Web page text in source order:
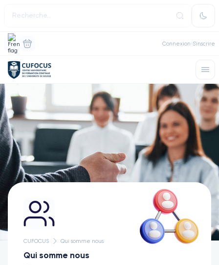
Connexion S'inscrire
CUFOCUS Qui somme nous
Qui somme nous